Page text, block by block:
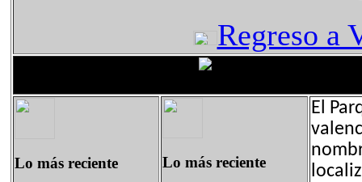
Regreso a
Lo más reciente Lo más reciente
El